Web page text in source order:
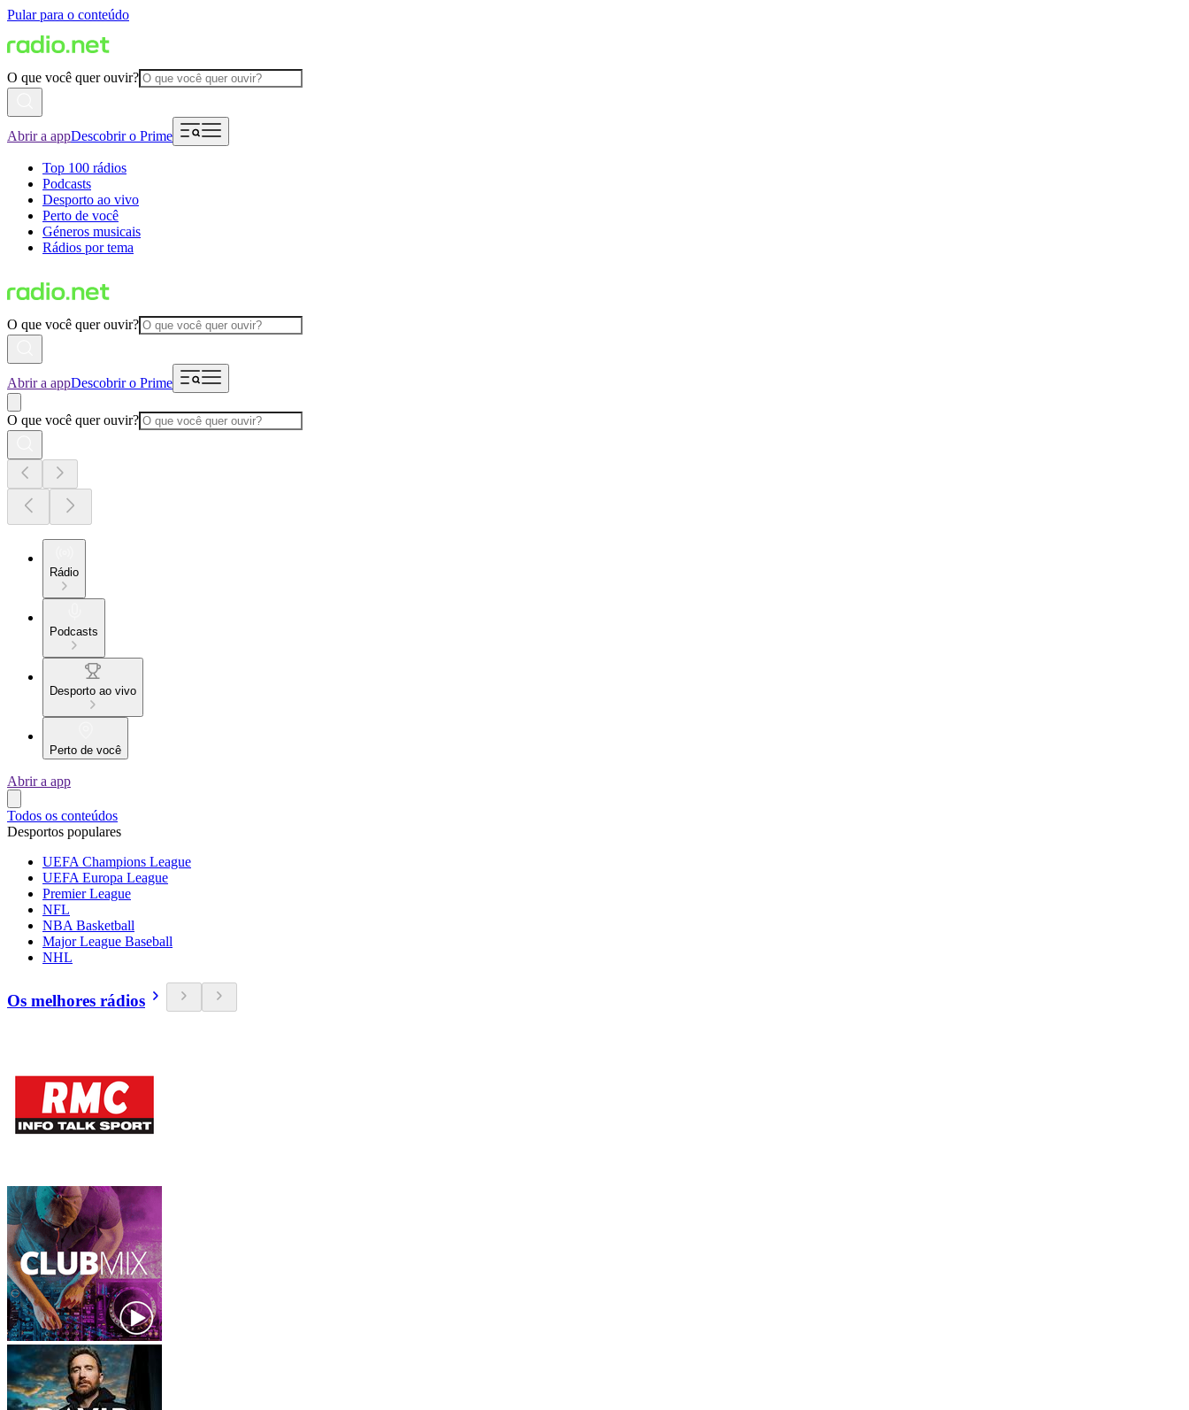
Pular para o conteúdo
O que você quer ouvir?
Abrir a appDescobrir o Prime
Top 100 rádios
Podcasts
Desporto ao vivo
Perto de você
Géneros musicais
Rádios por tema
O que você quer ouvir?
Abrir a appDescobrir o Prime
O que você quer ouvir?
Rádio
Podcasts
Desporto ao vivo
Perto de você
Abrir a app
Todos os conteúdos
Desportos populares
UEFA Champions League
UEFA Europa League
Premier League
NFL
NBA Basketball
Major League Baseball
NHL
Os melhores rádios